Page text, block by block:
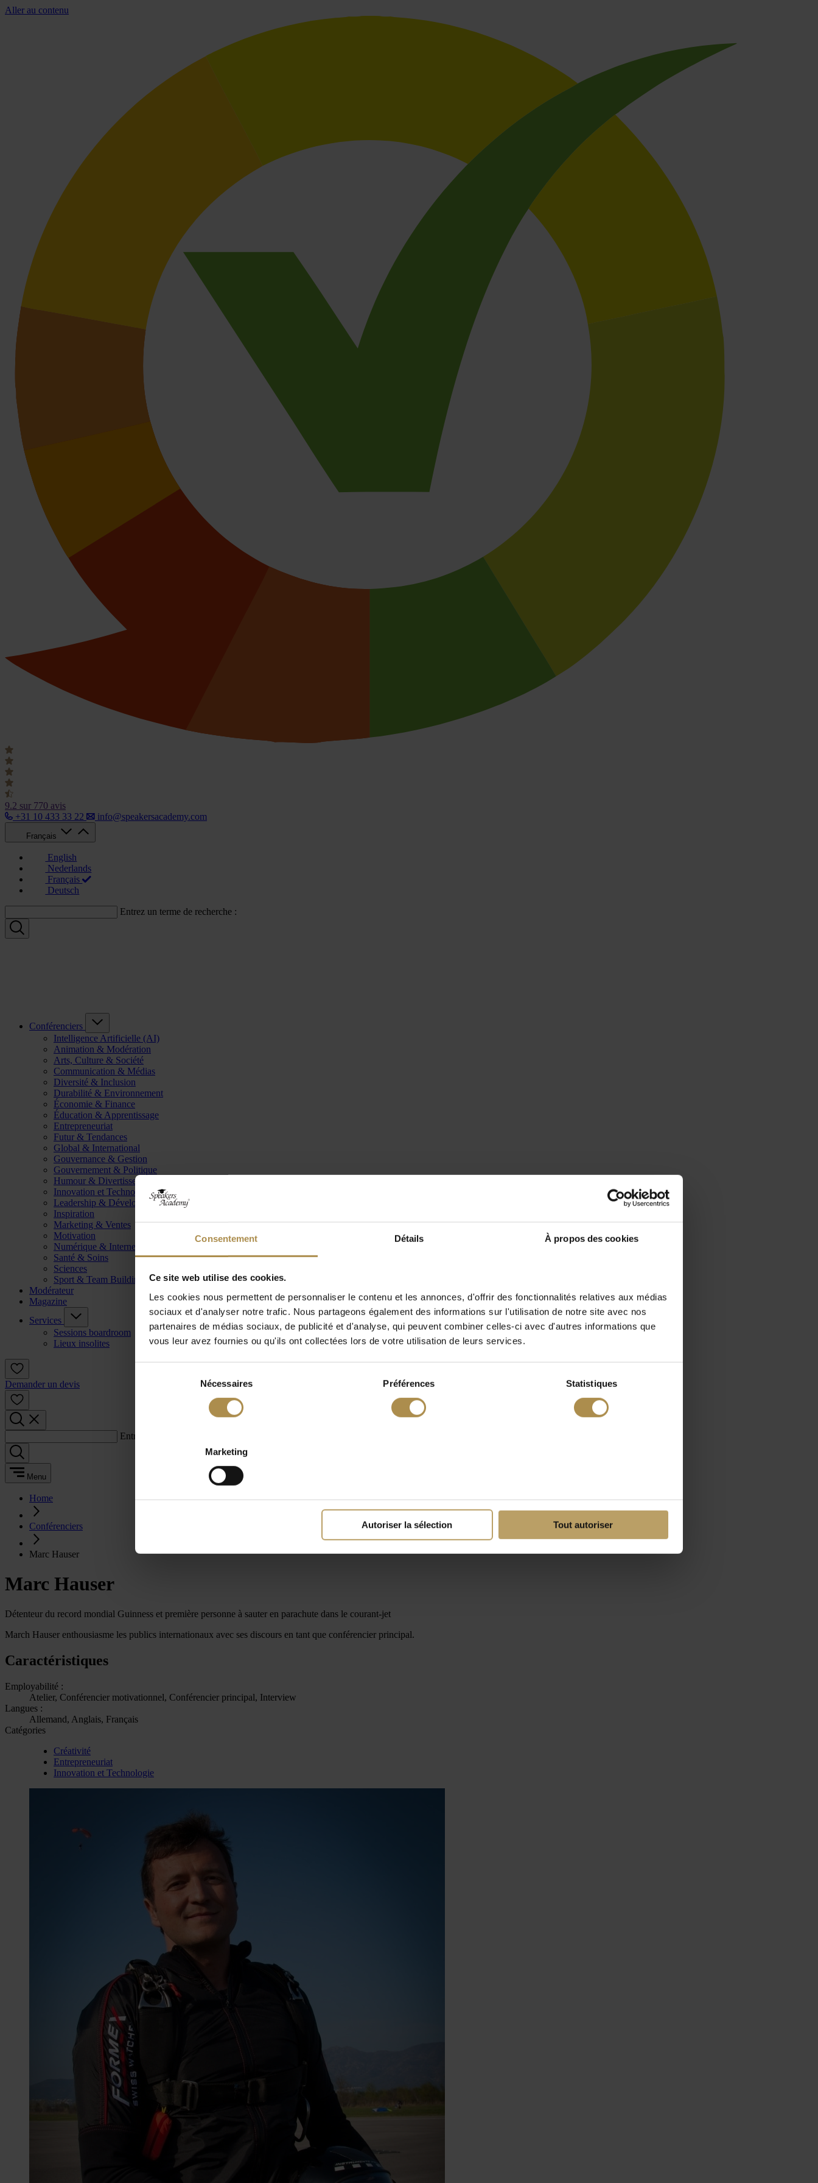
Consentement Détails À propos des cookies
Ce site web utilise des cookies.
Les cookies nous permettent de personnaliser le contenu et les annonces, d'offrir des fonctionnalités relatives aux médias
sociaux et d'analyser notre trafic. Nous partageons également des informations sur l'utilisation de notre site avec nos
partenaires de médias sociaux, de publicité et d'analyse, qui peuvent combiner celles-ci avec d'autres informations que
vous leur avez fournies ou qu'ils ont collectées lors de votre utilisation de leurs services.
Nécessaires Préférences Statistiques
Marketing
Autoriser la sélection Tout autoriser
Aller au contenu
9.2 sur 770 avis
+31 10 433 33 22
info@speakersacademy.com
Français
English
Nederlands
Français
Deutsch
Entrez un terme de recherche :
Conférenciers
Intelligence Artificielle (AI)
Animation & Modération
Arts, Culture & Société
Communication & Médias
Diversité & Inclusion
Durabilité & Environnement
Économie & Finance
Éducation & Apprentissage
Entrepreneuriat
Futur & Tendances
Global & International
Gouvernance & Gestion
Gouvernement & Politique
Humour & Divertissement
Innovation et Technologie
Leadership & Développement
Inspiration
Marketing & Ventes
Motivation
Numérique & Internet
Santé & Soins
Sciences
Sport & Team Building
Modérateur
Magazine
Services
Sessions boardroom
Lieux insolites
Demander un devis
Entrez un terme de recherche :
Menu
Home
Conférenciers
Marc Hauser
Marc Hauser
Détenteur du record mondial Guinness et première personne à sauter en parachute dans le courant-jet
March Hauser enthousiasme les publics internationaux avec ses discours en tant que conférencier principal.
Caractéristiques
Employabilité :
Atelier, Conférencier motivationnel, Conférencier principal, Interview
Langues :
Allemand, Anglais, Français
Catégories
Créativité
Entrepreneuriat
Innovation et Technologie